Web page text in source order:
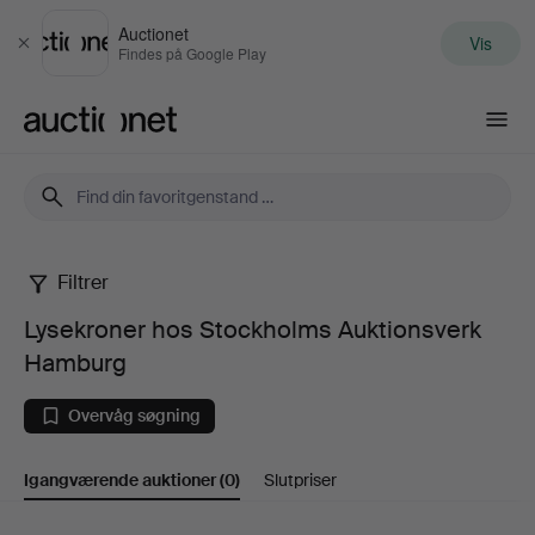
Luk
Auctionet
Findes på Google Play Vis
Lysekroner
hos
Stockholms
Auktionsverk
Filtrer
Lysekroner hos Stockholms Auktionsverk
Hamburg
Overvåg søgning
Igangværende auktioner(0) Slutpriser